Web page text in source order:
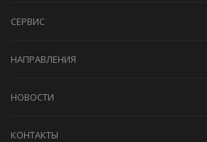
СЕРВИС
НАПРАВЛЕНИЯ
НОВОСТИ
КОНТАКТЫ